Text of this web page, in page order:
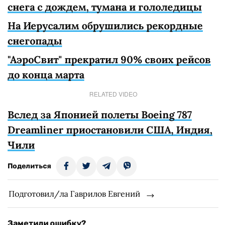
снега с дождем, тумана и гололедицы
На Иерусалим обрушились рекордные
снегопады
"АэроСвит" прекратил 90% своих рейсов
до конца марта
RELATED VIDEO
Вслед за Японией полеты Boeing 787
Dreamliner приостановили США, Индия,
Чили
Поделиться
Подготовил/ла Гаврилов Евгений